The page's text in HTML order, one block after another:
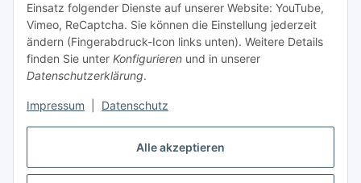
Alle akzeptieren
Einsatz folgender Dienste auf unserer Website: YouTube,
Vimeo, ReCaptcha. Sie können die Einstellung jederzeit
ändern (Fingerabdruck-Icon links unten). Weitere Details
finden Sie unter Konfigurieren und in unserer
Datenschutzerklärung.
Impressum Datenschutz